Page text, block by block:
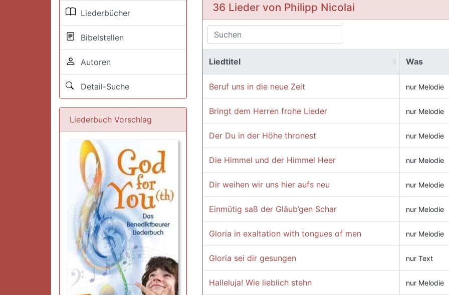
Liederbücher
Bibelstellen
Autoren
Detail-Suche
Liederbuch Vorschlag
36 Lieder von Philipp Nicolai
Liedtitel Was
Beruf uns in die neue Zeit nur Melodie
Bringt dem Herren frohe Lieder nur Melodie
Der Du in der Höhe thronest nur Melodie
Die Himmel und der Himmel Heer nur Melodie
Dir weihen wir uns hier aufs neu nur Melodie
Einmütig saß der Gläub’gen Schar nur Melodie
Gloria in exaltation with tongues of men nur Melodie
Gloria sei dir gesungen nur Text
Halleluja! Wie lieblich stehn nur Melodie